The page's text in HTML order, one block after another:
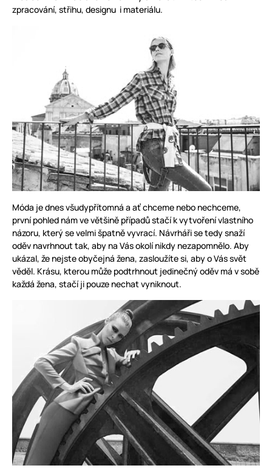
zpracování, střihu, designu i materiálu.
Móda je dnes všudypřítomná a ať chceme nebo nechceme,
první pohled nám ve většině případů stačí k vytvoření vlastního
názoru, který se velmi špatně vyvrací. Návrháři se tedy snaží
oděv navrhnout tak, aby na Vás okolí nikdy nezapomnělo. Aby
ukázal, že nejste obyčejná žena, zasloužíte si, aby o Vás svět
věděl. Krásu, kterou může podtrhnout jedinečný oděv má v sobě
každá žena, stačí ji pouze nechat vyniknout.